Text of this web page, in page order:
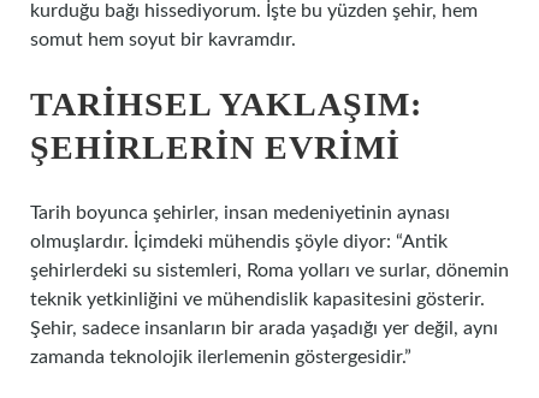
kurduğu bağı hissediyorum. İşte bu yüzden şehir, hem
somut hem soyut bir kavramdır.
TARIHSEL YAKLAŞIM:
ŞEHIRLERIN EVRIMI
Tarih boyunca şehirler, insan medeniyetinin aynası
olmuşlardır. İçimdeki mühendis şöyle diyor: “Antik
şehirlerdeki su sistemleri, Roma yolları ve surlar, dönemin
teknik yetkinliğini ve mühendislik kapasitesini gösterir.
Şehir, sadece insanların bir arada yaşadığı yer değil, aynı
zamanda teknolojik ilerlemenin göstergesidir.”